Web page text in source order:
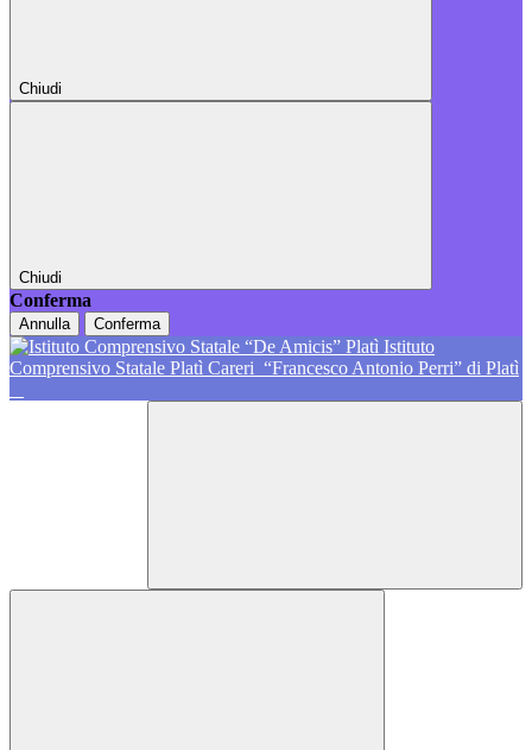
Chiudi
Chiudi
Conferma
Annulla Conferma
Istituto
Comprensivo Statale Platì Careri “Francesco Antonio Perri” di Platì